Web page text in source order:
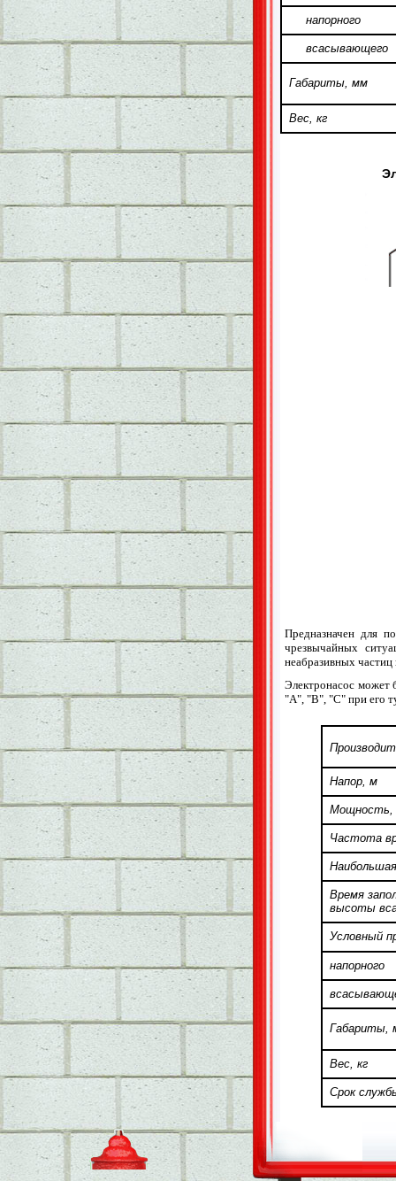
напорного
всасывающего
Габариты, мм
Вес, кг
Предназначен для
чрезвычайных
неабразивных
Электронасос может
"А", "В", "С" при его
Напор, м
Мощность,
Частота
Время
высоты
Условный
напорного
Габариты,
Вес, кг
Срок